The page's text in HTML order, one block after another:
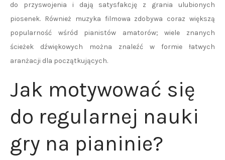
do przyswojenia i dają satysfakcję z grania ulubionych
piosenek. Również muzyka filmowa zdobywa coraz większą
popularność wśród pianistów amatorów; wiele znanych
ścieżek dźwiękowych można znaleźć w formie łatwych
aranżacji dla początkujących.
Jak motywować się
do regularnej nauki
gry na pianinie?